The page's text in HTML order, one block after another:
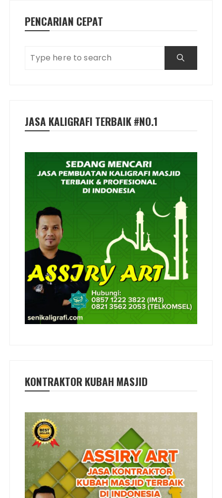
PENCARIAN CEPAT
JASA KALIGRAFI TERBAIK #NO.1
KONTRAKTOR KUBAH MASJID